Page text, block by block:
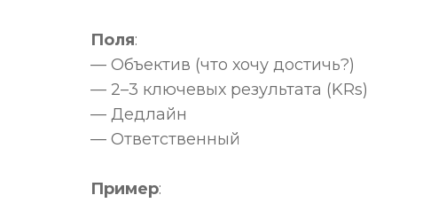
Поля:
— Объектив (что хочу достичь?)
— 2–3 ключевых результата (KRs)
— Дедлайн
— Ответственный
Пример: